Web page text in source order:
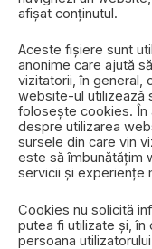
afișat conținutul.
Aceste fișiere sunt
anonime care ajută
vizitatorii, în general,
website-ul utilizează
folosește cookies. În
despre utilizarea
sursele din care vin
este să îmbunătățim
servicii și experiențe
Cookies nu solicită
putea fi utilizate și, în
persoana